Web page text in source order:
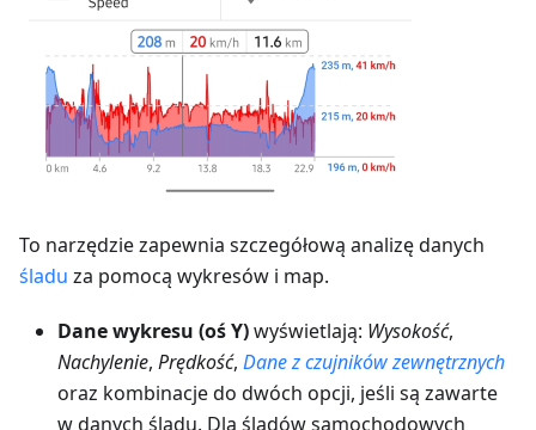
To narzędzie zapewnia szczegółową analizę danych
śladu za pomocą wykresów i map.
Dane wykresu (oś Y)wyświetlają: Wysokość,
Nachylenie, Prędkość, Dane z czujników zewnętrznych
oraz kombinacje do dwóch opcji, jeśli są zawarte
w danych śladu. Dla śladów samochodowych